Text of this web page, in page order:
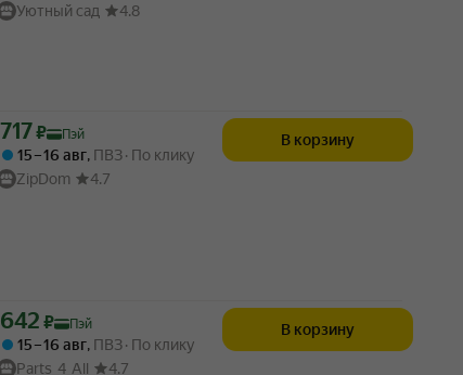
Уютный сад
4.8
Цена с картой Яндекс Пэй 717 ₽ вместо
717₽ Пэй
15 – 16 авг, ПВЗ По клику
ZipDom
4.7
В корзину
Цена с картой Яндекс Пэй 642 ₽ вместо
642 ₽ Пэй
15 – 16 авг, ПВЗ По клику
Parts_4_All
4.7
В корзину